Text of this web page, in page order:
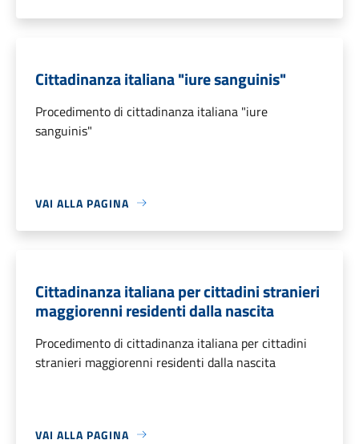
Cittadinanza italiana "iure sanguinis"
Procedimento di cittadinanza italiana "iure
sanguinis"
VAI ALLA PAGINA
Cittadinanza italiana per cittadini stranieri
maggiorenni residenti dalla nascita
Procedimento di cittadinanza italiana per cittadini
stranieri maggiorenni residenti dalla nascita
VAI ALLA PAGINA